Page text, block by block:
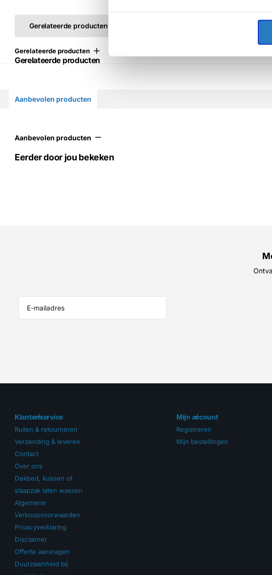
Gerelateerde producten
Gerelateerde producten
Gerelateerde producten
Aanbevolen producten
Aanbevolen producten
Eerder door jou bekeken
Klantenservice
Ruilen & retourneren
Verzending & leveren
Contact
Over ons
Dekbed, kussen of
slaapzak laten wassen
Algemene
Verkoopvoorwaarden
Privacyverklaring
Disclaimer
Offerte aanvragen
Duurzaamheid bij
Mijn account
Registreren
Mijn bestellingen